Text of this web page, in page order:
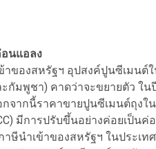
นแอลง
ของสหรัฐฯ อุปสงค์ปูนซีเมนต์
กัมพูชา) คาดว่าจะขยายตัว ใ
จากนี้ราคาขายปูนซีเมนต์ถุงใ
มีการปรับขึ้นอย่างค่อยเป็นค่
ษีนำเข้าของสหรัฐฯ ในประเท